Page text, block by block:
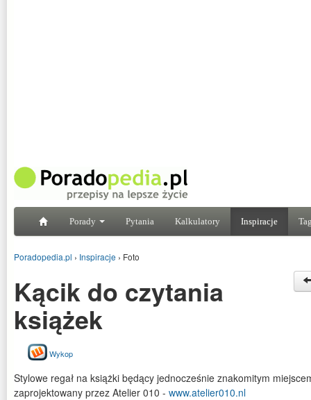
Porady Pytania Kalkulatory Inspiracje
Poradopedia.pl › Inspiracje › Foto
Kącik do czytania
książek
Wykop
Stylowe regał na książki będący jednocześnie znakomitym
zaprojektowany przez Atelier 010 - www.atelier010.nl